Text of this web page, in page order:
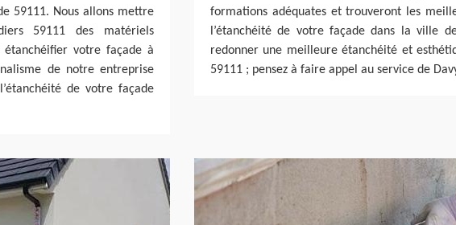
59111. Nous allons mettre
59111 des matériels
votre façade à
de notre entreprise
de votre façade
formations adéquates et trouveront les
l’étanchéité de votre façade dans la ville
redonner une meilleure étanchéité et
59111 ; pensez à faire appel au service de